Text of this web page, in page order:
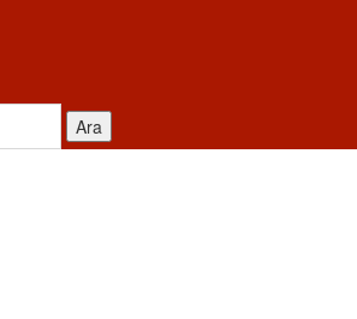
Ara